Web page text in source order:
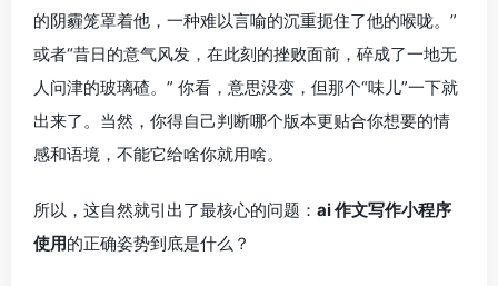
的阴霾笼罩着他，一种难以言喻的沉重扼住了他的喉咙。”
或者“昔日的意气风发，在此刻的挫败面前，碎成了一地无
人问津的玻璃碴。” 你看，意思没变，但那个“味儿”一下就
出来了。当然，你得自己判断哪个版本更贴合你想要的情
感和语境，不能它给啥你就用啥。
所以，这自然就引出了最核心的问题： ai 作文写作小程序
使用的正确姿势到底是什么？